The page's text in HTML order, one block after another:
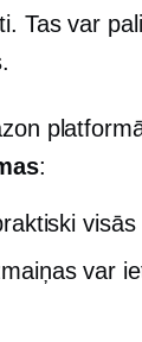
Tas var
:
var